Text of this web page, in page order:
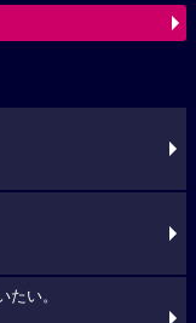
たい。